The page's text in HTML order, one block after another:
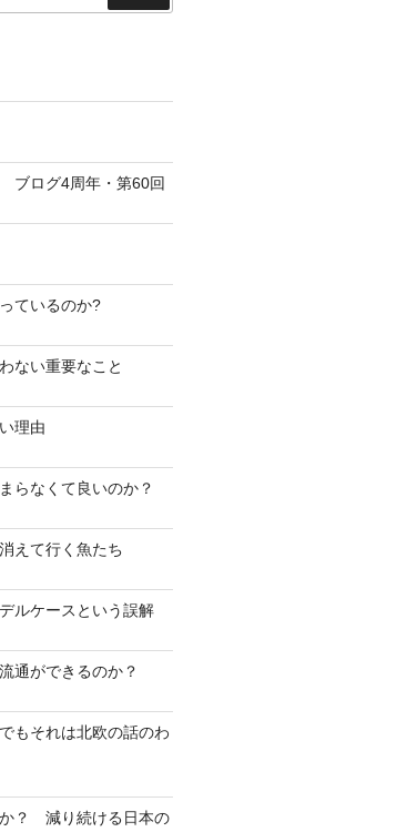
索
ブログ4周年・第60回
ているのか?
ない重要なこと
理由
らなくて良いのか？
えて行く魚たち
ルケースという誤解
通ができるのか？
もそれは北欧の話のわ
？ 減り続ける日本の